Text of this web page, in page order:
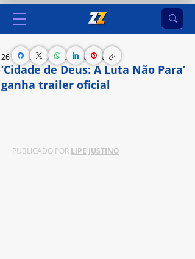
‘Cidade de Deus: A Luta Não Para’
ganha trailer oficial
26 de jul. de 2024 2 min de leitura
PUBLICADO POR LIPE JUSTINO